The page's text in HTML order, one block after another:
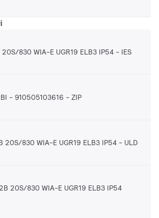
20S/830 WIA-E UGR19 ELB3 IP54 IES
- 910505103616 ZIP
20S/830 WIA-E UGR19 ELB3 IP54 ULD
20S/830 WIA-E UGR19 ELB3 IP54